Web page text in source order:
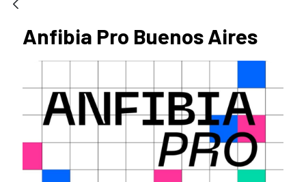
Anfibia Pro Buenos Aires